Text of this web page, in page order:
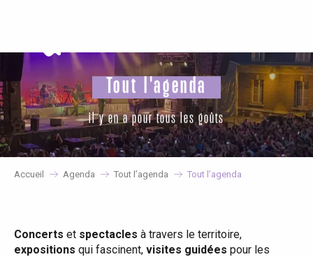
principal
Tout l'agenda
il y en a pour tous les goûts
Accueil Agenda Tout l’agenda Tout l’agenda
Concerts et spectacles à travers le territoire,
expositions qui fascinent, visites guidées pour les